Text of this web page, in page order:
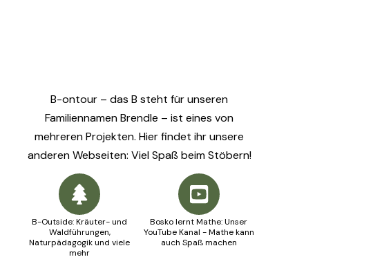
B-ontour – das B steht für unseren
Familiennamen Brendle – ist eines von
mehreren Projekten. Hier findet ihr unsere
anderen Webseiten: Viel Spaß beim Stöbern!
B-Outside: Kräuter- und
Waldführungen,
Naturpädagogik und viele
mehr
Bosko lernt Mathe: Unser
YouTube Kanal - Mathe kann
auch Spaß machen